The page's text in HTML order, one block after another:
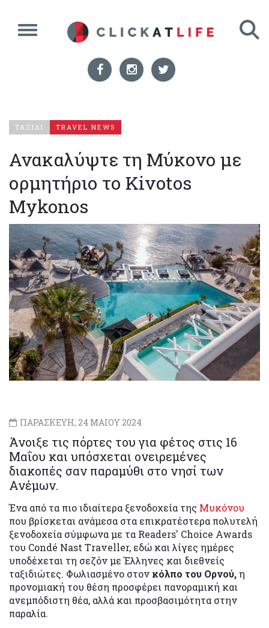
ΤΑΞΙΔΙ TRAVEL NEWS
Ανακαλύψτε τη Μύκονο με
ορμητήριο το Kivotos
Mykonos
ΠΑΡΑΣΚΕΥΗ, 24 ΜΑΙΟΥ 2024
Άνοιξε τις πόρτες του για φέτος στις 16
Μαΐου και υπόσχεται ονειρεμένες
διακοπές σαν παραμύθι στο νησί των
Ανέμων.
Ένα από τα πιο ιδιαίτερα ξενοδοχεία της Μυκόνου
που βρίσκεται ανάμεσα στα επικρατέστερα πολυτελή
ξενοδοχεία σύμφωνα με τα Readers' Choice Awards
του Condé Νast Τraveller, εδώ και λίγες ημέρες
υποδέχεται τη σεζόν με Έλληνες και διεθνείς
ταξιδιώτες. Φωλιασμένο στον κόλπο του Ορνού,η
προνομιακή του θέση προσφέρει πανοραμική και
ανεμπόδιστη θέα, αλλά και προσβασιμότητα στην
παραλία.